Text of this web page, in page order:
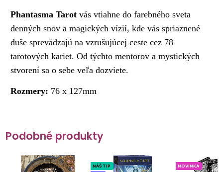
Phantasma Tarot vás vtiahne do farebného sveta
denných snov a magických vízií, kde vás spriaznené
duše sprevádzajú na vzrušujúcej ceste cez 78
tarotových kariet. Od týchto mentorov a mystických
stvorení sa o sebe veľa dozviete.
Rozmery: 76 x 127mm
Podobné produkty
NÁŠ TIP
NOVINKA